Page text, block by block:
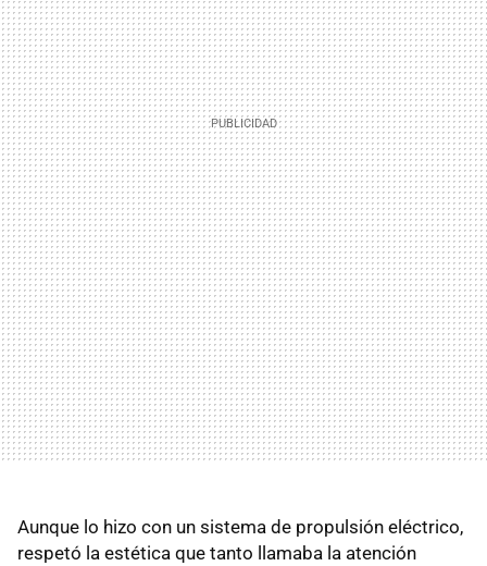
Aunque lo hizo con un sistema de propulsión eléctrico,
respetó la estética que tanto llamaba la atención